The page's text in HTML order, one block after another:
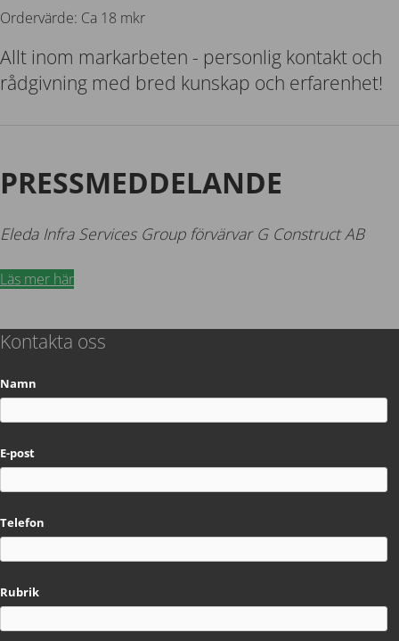
Ordervärde: Ca 18 mkr
Allt inom markarbeten - personlig kontakt och
rådgivning med bred kunskap och erfarenhet!
PRESSMEDDELANDE
Eleda Infra Services Group förvärvar G Construct AB
Läs mer här
Kontakta oss
Namn
E-post
Telefon
Rubrik